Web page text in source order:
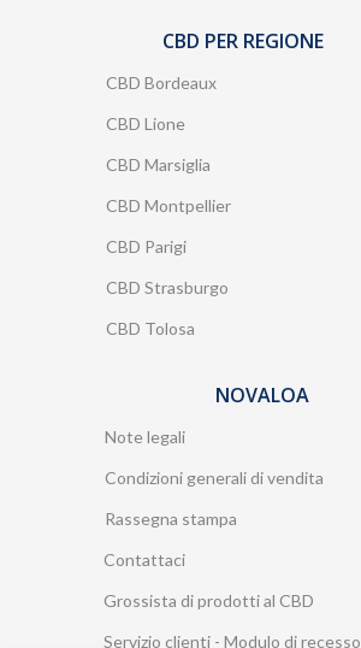
CBD PER REGIONE
CBD Bordeaux
CBD Lione
CBD Marsiglia
CBD Montpellier
CBD Parigi
CBD Strasburgo
CBD Tolosa
NOVALOA
Note legali
Condizioni generali di vendita
Rassegna stampa
Contattaci
Grossista di prodotti al CBD
Servizio clienti - Modulo di recesso